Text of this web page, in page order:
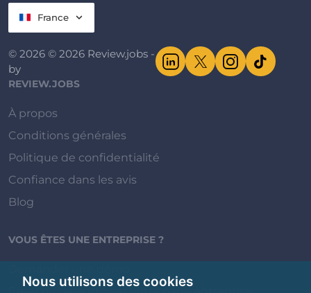
Nous utilisons des cookies
France
© 2026 © 2026 Review.jobs -
by
REVIEW.JOBS
À propos
Conditions générales
Politique de confidentialité
Confiance dans les avis
Blog
VOUS ÊTES UNE ENTREPRISE ?